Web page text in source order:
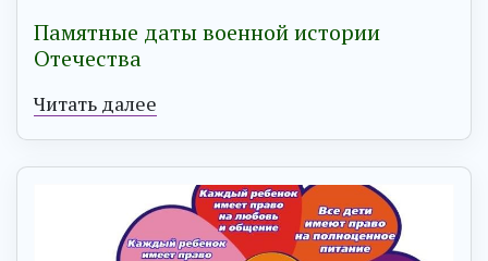
Памятные даты военной истории
Отечества
Читать далее